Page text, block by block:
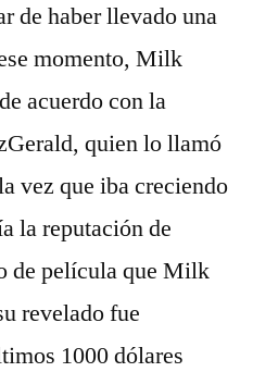
de haber llevado una
momento, Milk
acuerdo con la
quien lo llamó
vez que iba creciendo
la reputación de
de película que Milk
revelado fue
1000 dólares